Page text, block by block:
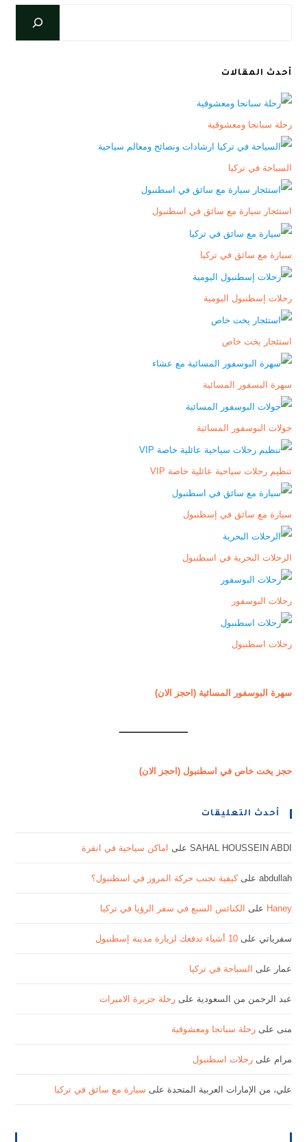
أحدث المقالات
رحلة سبانجا ومعشوقية
السياحة في تركيا
استئجار سيارة مع سائق في اسطنبول
سيارة مع سائق في تركيا
رحلات إسطنبول اليومية
استئجار يخت خاص
سهرة البسفور المسائية
جولات البوسفور المسائية
تنظيم رحلات سياحية عائلية خاصة VIP
سيارة مع سائق في إسطنبول
الرحلات البحرية في اسطنبول
رحلات البوسفور
رحلات اسطنبول
سهرة البوسفور المسائية (احجز الان)
حجز يخت خاص في اسطنبول (احجز الان)
أحدث التعليقات
SAHAL HOUSSEIN ABDIعلى اماكن سياحية في انقرة
abdullahعلى كيفية تجنب حركة المرور في اسطنبول؟
Haney على الكنائس السبع في سفر الرؤيا في تركيا
سفرياتيعلى 10 أشياء تدفعك لزيارة مدينة إسطنبول
عمار على السياحة في تركيا
عبد الرحمن من السعوديةعلى رحلة جزيرة الاميرات
منىعلى رحلة سبانجا ومعشوقية
مرامعلى رحلات اسطنبول
علي، من الإمارات العربية المتحدةعلى سيارة مع سائق في تركيا